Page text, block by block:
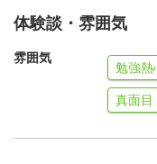
体験談・雰囲気
雰囲気
勉強熱
真面目